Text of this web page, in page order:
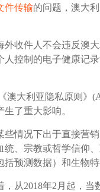
件传输的问题，澳大
收件人不会违反澳
人控制的电子健康记
澳大利亚隐私原则》
了重大影响。
些情况下出于直接营
、宗教或哲学信仰
预测数据）和生物特
从2018年2月起，